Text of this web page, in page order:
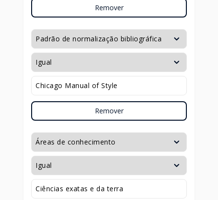
Remover
Remover